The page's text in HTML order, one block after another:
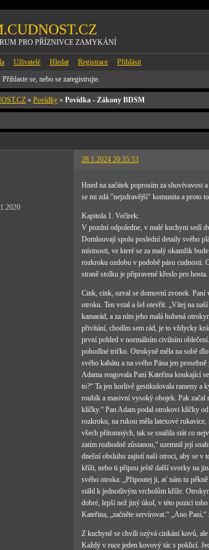
PRO PŘÍZNIVCE ZAMYKÁNÍ
Uživatelé Hledat Registrace
Přihlásit
Přihlaste se, nebo se zaregistrujte.
» Povídky » Povídka - Zákony BDSM
28.1.2024 20:35:53
Hned na začátek poprosím za shovívavost
se mi zdá "nejzdravější" komunita a proto
Kapitola 1. Večírek:
V pozdní odpoledne, v malé kuchyni sedí
Domlouvají spolu poslední detaily svého
místnosti, ve které se za malý okamžik
rozkroku ozdobu v podobě pásu cudnosti.
straně stolku je připravené křeslo pro
Cink, cink, ozval se domovní zvonek. Paní
otroku. Ten vstal a šel otevřít. „Vítej na
kamarád, a za ním jeho malá hubená
přivítání, chodím sem rád, je to vždycky
první pohled v normálním civilním
pohodlné tričko. Otrokyně měla na sobě
svého kabátu a na svého Pána jen
Adama reagovala Paní Kateřina koukající
to?“ Ta jen horlivě gestikulovala rameny
roubík a masivní vysoký obojek. Pak začal
klíčky.“ Pan Adam podal otrokovi klíčky
rozkroku, na rukou měla latexové
všech přítomných, tak se snažila stát co
zatím rozhodně zůstanou,“ uzemnil její
dnešní obsluhu zajistí naši otroci, aby se v
kříži, nebo ti připnu ještě další svorky na
svého otroka: „Připoutej ji, ať nám tu
stáhl k jednotlivým vrcholům kříže.
dobré, lepší než jiný úkol, v této pozici
Kateřina, „začněte servírovat.“ „Ano
Z kuchyně se chvíli ozývá cinkání kovů,
Každý v ruce jeden kovový tác s poklicí.